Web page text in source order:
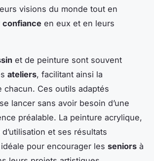
visions du monde tout en
confiance en eux et en leurs
et de peinture sont souvent
ateliers, facilitant ainsi la
chacun. Ces outils adaptés
lancer sans avoir besoin d’une
préalable. La peinture acrylique,
et ses résultats
pour encourager les seniors à